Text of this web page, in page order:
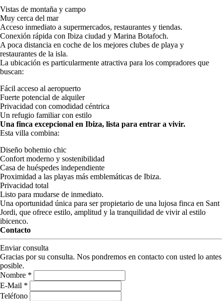
Vistas de montaña y campo
Muy cerca del mar
Acceso inmediato a supermercados, restaurantes y tiendas.
Conexión rápida con Ibiza ciudad y Marina Botafoch.
A poca distancia en coche de los mejores clubes de playa y
restaurantes de la isla.
La ubicación es particularmente atractiva para los compradores que
buscan:
Fácil acceso al aeropuerto
Fuerte potencial de alquiler
Privacidad con comodidad céntrica
Un refugio familiar con estilo
Una finca excepcional en Ibiza, lista para entrar a vivir.
Esta villa combina:
Diseño bohemio chic
Confort moderno y sostenibilidad
Casa de huéspedes independiente
Proximidad a las playas más emblemáticas de Ibiza.
Privacidad total
Listo para mudarse de inmediato.
Una oportunidad única para ser propietario de una lujosa finca en Sant
Jordi, que ofrece estilo, amplitud y la tranquilidad de vivir al estilo
ibicenco.
Contacto
Enviar consulta
Gracias por su consulta. Nos pondremos en contacto con usted lo antes
posible.
Nombre *
E-Mail *
Teléfono